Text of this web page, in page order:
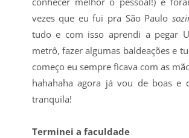
vezes que eu fui pra São Paulo
tudo e com isso aprendi a pegar
metrô, fazer algumas baldeações e
começo eu sempre ficava com as
hahahaha agora já vou de boas e
tranquila!
Terminei a faculdade